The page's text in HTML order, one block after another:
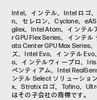
Intel、インテル、Intel ロゴ
n、セレロン、Cyclone、
gilex、Intel Atom、インテ
r GPU Flex Series、インテ
ata Center GPU Max Series
ズ、Intel Evo、インテル
o、インテルヴィープロ、Iris
ペンティアム、Intel
ンテル Select ソリューショ
x、Stratix ロゴ、Tofino、
はその子会社の商標です。